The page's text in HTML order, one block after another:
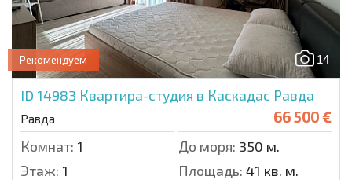
14
Рекомендуем
ID 14983 Квартира-студия в Каскадас Равда
Равда 66 500 €
Комнат: 1 До моря: 350 м.
Этаж: 1 Площадь: 41 кв. м.